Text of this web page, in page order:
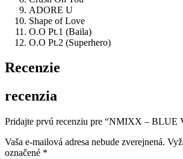
ADORE U
Shape of Love
O.O Pt.1 (Baila)
O.O Pt.2 (Superhero)
Recenzie
recenzia
Pridajte prvú recenziu pre “NMIXX –
Vaša e-mailová adresa nebude zverejnená.
označené *